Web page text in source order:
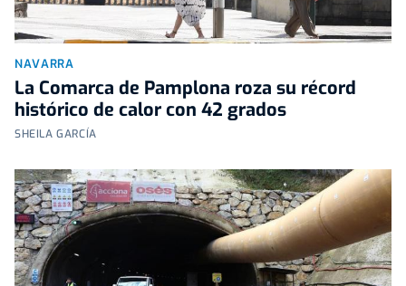
NAVARRA
La Comarca de Pamplona roza su récord
histórico de calor con 42 grados
SHEILA GARCÍA